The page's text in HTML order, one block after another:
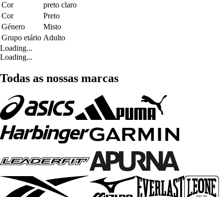
Cor
preto claro
Cor
Preto
Género
Misto
Grupo etário Adulto
Loading...
Loading...
Todas as nossas marcas